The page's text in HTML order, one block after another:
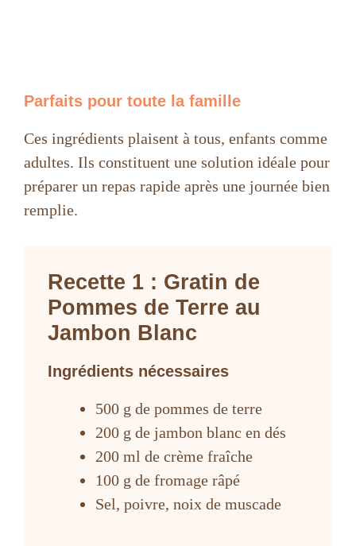
Parfaits pour toute la famille
Ces ingrédients plaisent à tous, enfants comme
adultes. Ils constituent une solution idéale pour
préparer un repas rapide après une journée bien
remplie.
Recette 1 : Gratin de
Pommes de Terre au
Jambon Blanc
Ingrédients nécessaires
500 g de pommes de terre
200 g de jambon blanc en dés
200 ml de crème fraîche
100 g de fromage râpé
Sel, poivre, noix de muscade